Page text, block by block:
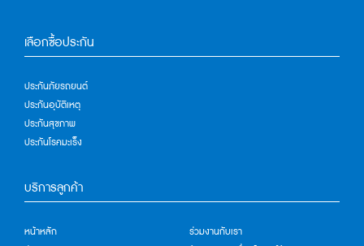
เลือกซื้อประกัน
ประกันภัยรถยนต์
ประกันอุบัติเหตุ
ประกันสุขภาพ
ประกันโรคมะเร็ง
บริการลูกค้า
หน้าหลัก
ร่วมงานกับเรา